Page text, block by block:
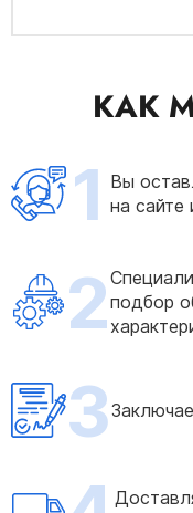
КАК
1 Вы
на сайте
2подбор
3